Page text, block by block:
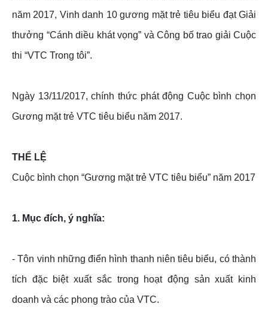
năm 2017, Vinh danh 10 gương mặt trẻ tiêu biểu đạt Giải
thưởng “Cánh diều khát vọng” và Công bố trao giải Cuộc
thi “VTC Trong tôi”.
Ngày 13/11/2017, chính thức phát động Cuộc bình chọn
Gương mặt trẻ VTC tiêu biểu năm 2017.
THỂ LỆ
Cuộc bình chọn “Gương mặt trẻ VTC tiêu biểu” năm 2017
1. Mục đích, ý nghĩa:
- Tôn vinh những điển hình thanh niên tiêu biểu, có thành
tích đặc biệt xuất sắc trong hoạt động sản xuất kinh
doanh và các phong trào của VTC.